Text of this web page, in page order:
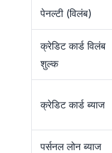
पेनल्टी (विलंब)
क्रेडिट कार्ड विलंब
शुल्क
क्रेडिट कार्ड ब्याज
पर्सनल लोन ब्याज